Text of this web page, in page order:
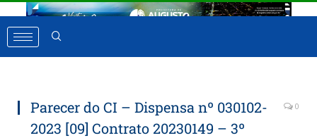
Parecer do CI – Dispensa nº 030102-
2023 [09] Contrato 20230149 – 3º
0